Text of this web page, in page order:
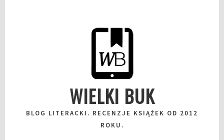
WIELKI BUK
BLOG LITERACKI. RECENZJE KSIĄŻEK OD 2012
ROKU.